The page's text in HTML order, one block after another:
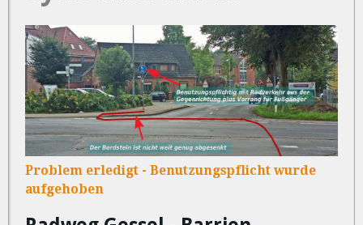
Problem erledigt - Benutzungspflicht wurde
aufgehoben